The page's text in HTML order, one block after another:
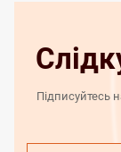
Підписуйтесь